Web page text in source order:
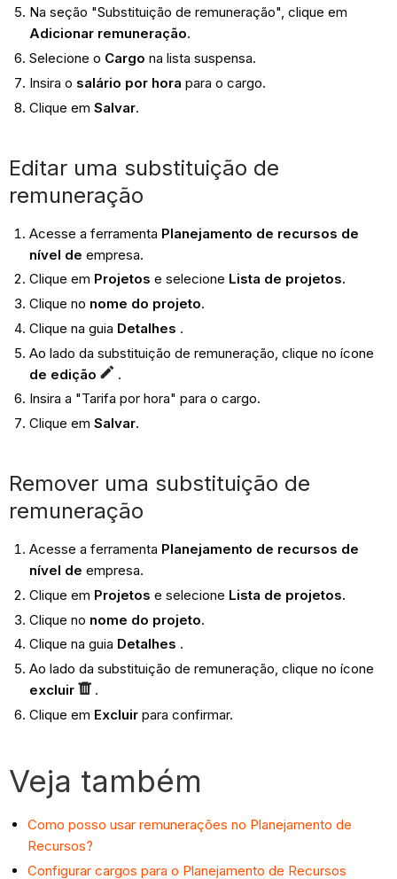
Na seção "Substituição de remuneração", clique em
Adicionar remuneração.
Selecione o Cargo na lista suspensa.
Insira o salário por hora para o cargo.
Clique em Salvar.
Editar uma substituição de
remuneração
Acesse a ferramenta Planejamento de recursos de
nível de empresa.
Clique em Projetos e selecione Lista de projetos.
Clique no nome do projeto.
Clique na guia Detalhes .
Ao lado da substituição de remuneração, clique no ícone
de edição
.
Insira a "Tarifa por hora" para o cargo.
Clique em Salvar.
Remover uma substituição de
remuneração
Acesse a ferramenta Planejamento de recursos de
nível de empresa.
Clique em Projetos e selecione Lista de projetos.
Clique no nome do projeto.
Clique na guia Detalhes .
Ao lado da substituição de remuneração, clique no ícone
excluir
.
Clique em Excluirpara confirmar.
Veja também
Como posso usar remunerações no Planejamento de
Recursos?
Configurar cargos para o Planejamento de Recursos